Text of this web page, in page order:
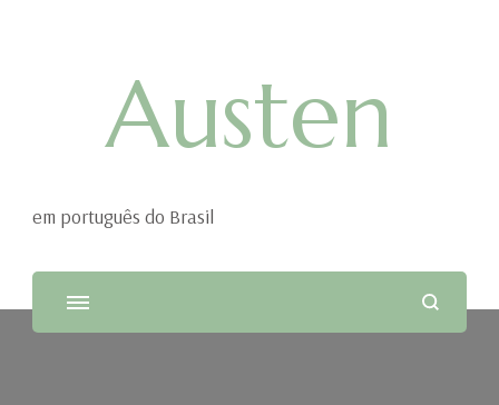
Austen
em português do Brasil